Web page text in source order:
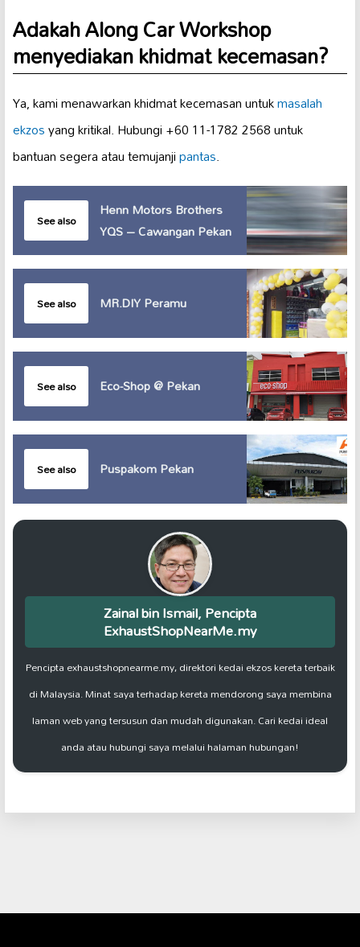
Adakah Along Car Workshop
menyediakan khidmat kecemasan?
Ya, kami menawarkan khidmat kecemasan untukmasalah
ekzosyang kritikal. Hubungi +60 11-1782 2568 untuk
bantuan segera atau temujanjipantas.
See also
Henn Motors Brothers
YQS – Cawangan Pekan
See also MR.DIY Peramu
See also Eco-Shop @ Pekan
See also Puspakom Pekan
Zainal bin Ismail, Pencipta
ExhaustShopNearMe.my
Pencipta exhaustshopnearme.my, direktori kedai ekzos kereta terbaik
di Malaysia. Minat saya terhadap kereta mendorong saya membina
laman web yang tersusun dan mudah digunakan. Cari kedai ideal
anda atau hubungi saya melalui halaman hubungan!